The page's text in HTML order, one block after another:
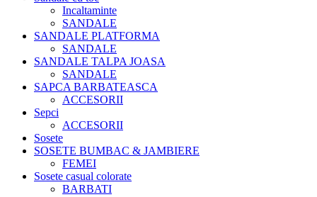
Incaltaminte
SANDALE
SANDALE PLATFORMA
SANDALE
SANDALE TALPA JOASA
SANDALE
SAPCA BARBATEASCA
ACCESORII
Sepci
ACCESORII
Sosete
SOSETE BUMBAC & JAMBIERE
FEMEI
Sosete casual colorate
BARBATI